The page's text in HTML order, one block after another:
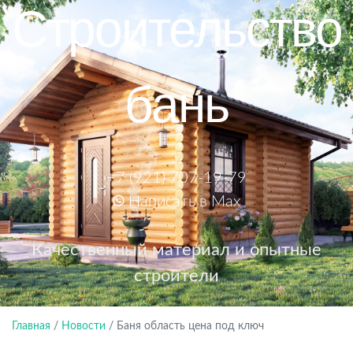
Строительство
бань
+7 (921) 707-19-79
Написать в Max
Качественный материал и опытные
строители
Главная / Новости / Баня область цена под ключ